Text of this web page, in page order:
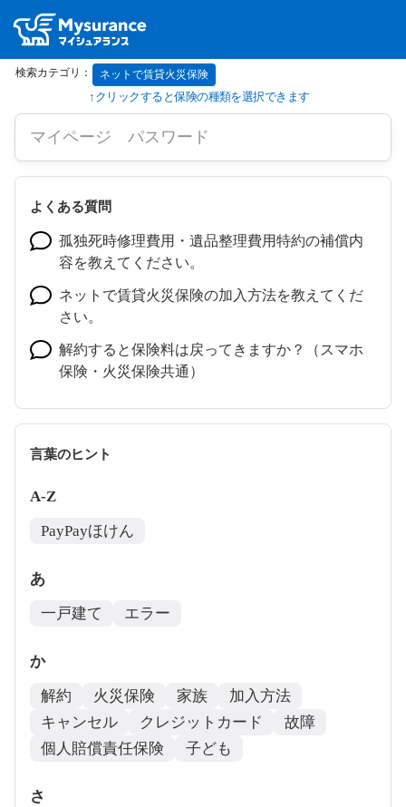
ネットで賃貸火災保険
よくある質問
孤独死時修理費用・遺品整理費用特約の補償内
容を教えてください。
ネットで賃貸火災保険の加入方法を教えてくだ
さい。
解約すると保険料は戻ってきますか？（スマホ
保険・火災保険共通）
言葉のヒント
A-Z
PayPayほけん
あ
一戸建て
エラー
か
解約
火災保険 家族
加入方法
キャンセル
クレジットカード
故障
個人賠償責任保険
子ども
さ